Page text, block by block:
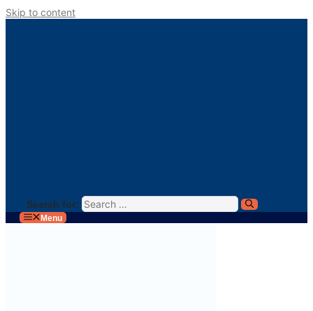
Skip to content
Search for:
Menu